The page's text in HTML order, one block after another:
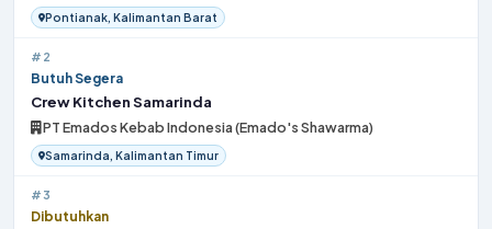
Pontianak, Kalimantan Barat
#2
Butuh Segera
Crew Kitchen Samarinda
PT Emados Kebab Indonesia (Emado's Shawarma)
Samarinda, Kalimantan Timur
#3
Dibutuhkan